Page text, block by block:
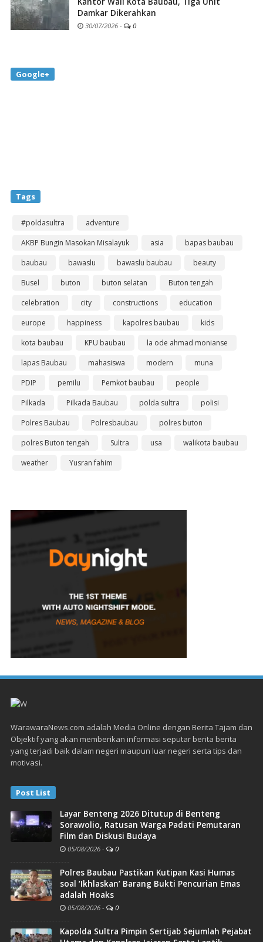
Damkar Dikerahkan
30/07/2026 - 0
Google+
Tags
#poldasultra
adventure
AKBP Bungin Masokan Misalayuk
asia
bapas baubau
baubau
bawaslu bawaslu baubau
beauty
Busel
buton buton selatan
Buton tengah
celebration
city constructions
education
europe
happiness kapolres baubau
kids
kota baubau
KPU baubau
la ode ahmad monianse
lapas Baubau
mahasiswa modern
muna
PDIP
pemilu Pemkot baubau
people
Pilkada
Pilkada Baubau polda sultra
polisi
Polres Baubau
Polresbaubau
polres buton
polres Buton tengah
Sultra usa
walikota baubau
weather
Yusran fahim
WarawaraNews.com adalah Media Online dengan Berita Tajam dan
Objektif yang akan memberikan informasi seputar berita berita
yang terjadi baik dalam negeri maupun luar negeri serta tips dan
motivasi.
Post List
Layar Benteng 2026 Ditutup di Benteng
Sorawolio, Ratusan Warga Padati Pemutaran
Film dan Diskusi Budaya
05/08/2026 - 0
Polres Baubau Pastikan Kutipan Kasi Humas
soal ‘Ikhlaskan’ Barang Bukti Pencurian Emas
adalah Hoaks
05/08/2026 - 0
Kapolda Sultra Pimpin Sertijab Sejumlah Pejabat